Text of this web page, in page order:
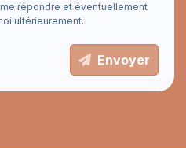
répondre et éventuellement
ultérieurement.
Envoyer